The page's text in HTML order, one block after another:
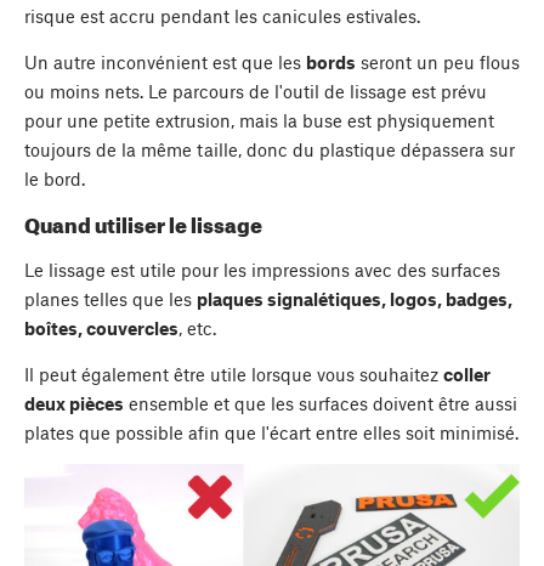
risque est accru pendant les canicules estivales.
Un autre inconvénient est que les bords seront un peu flous
ou moins nets. Le parcours de l'outil de lissage est prévu
pour une petite extrusion, mais la buse est physiquement
toujours de la même taille, donc du plastique dépassera sur
le bord.
Quand utiliser le lissage
Le lissage est utile pour les impressions avec des surfaces
planes telles que les plaques signalétiques, logos, badges,
boîtes, couvercles, etc.
Il peut également être utile lorsque vous souhaitez coller
deux pièces ensemble et que les surfaces doivent être aussi
plates que possible afin que l'écart entre elles soit minimisé.